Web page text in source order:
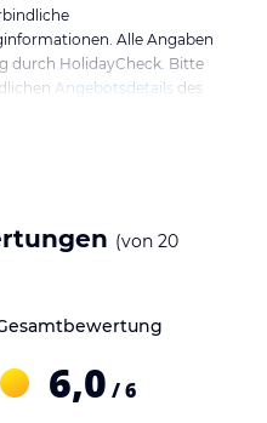
Alle Angaben
durch HolidayCheck. Bitte
Angebotsdetails des
(von 20
6,0 / 6